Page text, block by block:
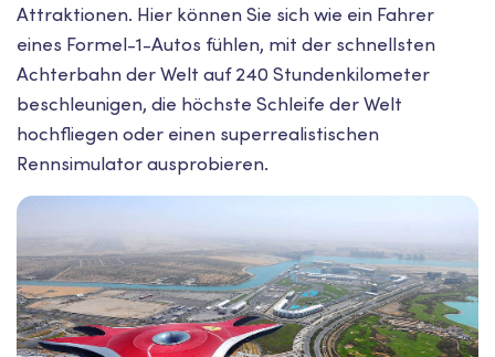
Attraktionen. Hier können Sie sich wie ein Fahrer
eines Formel-1-Autos fühlen, mit der schnellsten
Achterbahn der Welt auf 240 Stundenkilometer
beschleunigen, die höchste Schleife der Welt
hochfliegen oder einen superrealistischen
Rennsimulator ausprobieren.